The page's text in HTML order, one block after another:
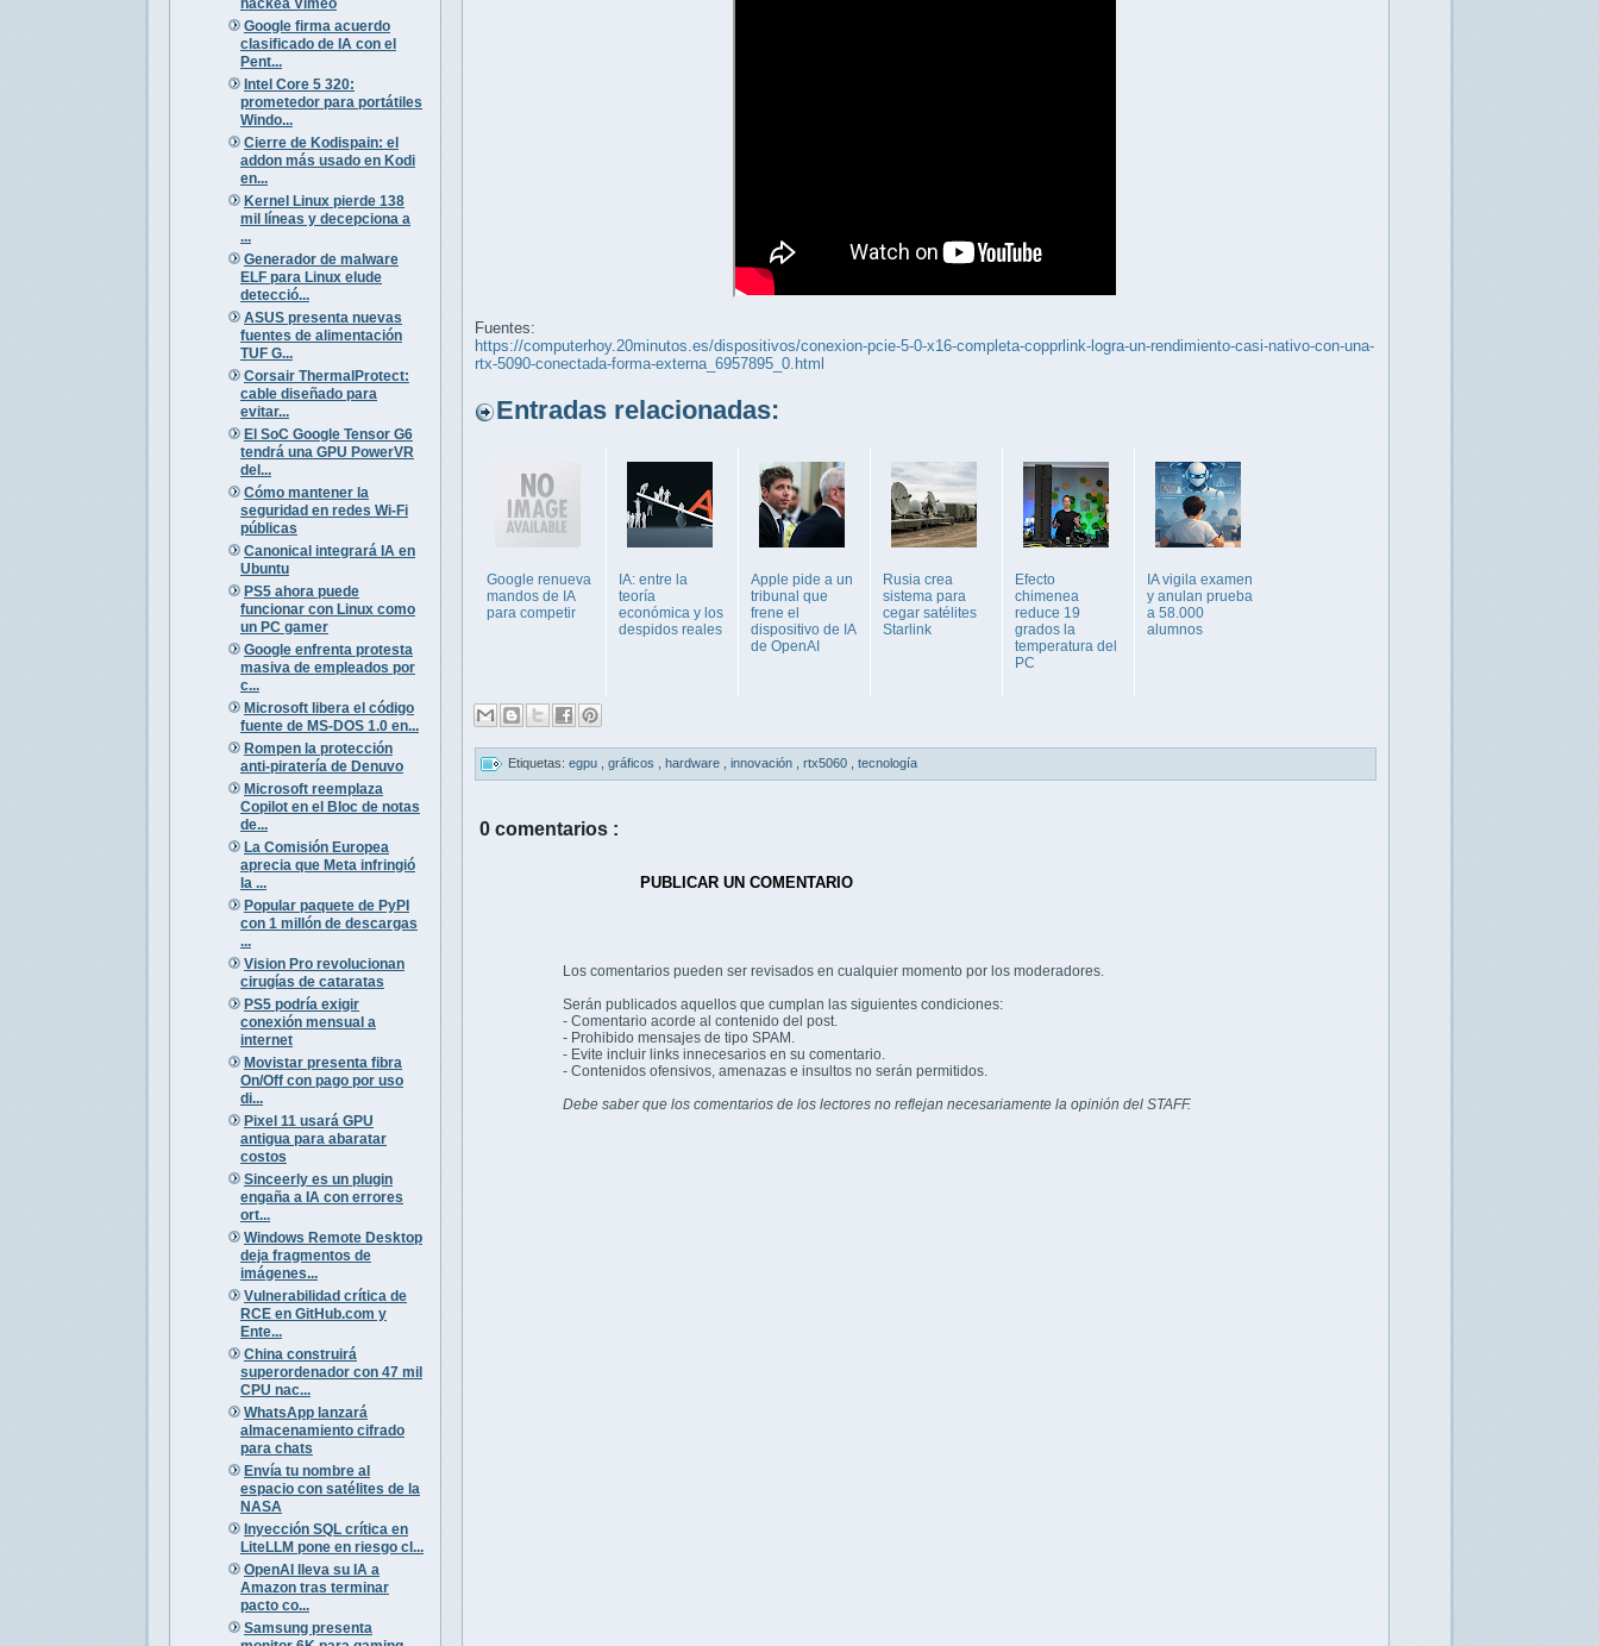
Google firma acuerdo
clasificado de IA con el
Pent...
Intel Core 5 320:
prometedor para portátiles
Windo...
Cierre de Kodispain: el
addon más usado en Kodi
en...
Kernel Linux pierde 138
mil líneas y decepciona a
...
Generador de malware
ELF para Linux elude
detecció...
ASUS presenta nuevas
fuentes de alimentación
TUF G...
Corsair ThermalProtect:
cable diseñado para
evitar...
El SoC Google Tensor G6
tendrá una GPU PowerVR
del...
Cómo mantener la
seguridad en redes Wi-Fi
públicas
Canonical integrará IA en
Ubuntu
PS5 ahora puede
funcionar con Linux como
un PC gamer
Google enfrenta protesta
masiva de empleados por
c...
Microsoft libera el código
fuente de MS-DOS 1.0 en...
Rompen la protección
anti-piratería de Denuvo
Microsoft reemplaza
Copilot en el Bloc de notas
de...
La Comisión Europea
aprecia que Meta infringió
la ...
Popular paquete de PyPI
con 1 millón de descargas
...
Vision Pro revolucionan
cirugías de cataratas
PS5 podría exigir
conexión mensual a
internet
Movistar presenta fibra
On/Off con pago por uso
di...
Pixel 11 usará GPU
antigua para abaratar
costos
Sinceerly es un plugin
engaña a IA con errores
ort...
Windows Remote Desktop
deja fragmentos de
imágenes...
Vulnerabilidad crítica de
RCE en GitHub.com y
Ente...
China construirá
superordenador con 47 mil
CPU nac...
WhatsApp lanzará
almacenamiento cifrado
para chats
Envía tu nombre al
espacio con satélites de la
NASA
Inyección SQL crítica en
LiteLLM pone en riesgo cl...
OpenAI lleva su IA a
Amazon tras terminar
pacto co...
Samsung presenta
Fuentes:
https://computerhoy.20minutos.es/dispositivos/conexion-pcie-5-0-x16-completa-copprlink-logra-un-rendimiento-casi-nativo-con-una-
rtx-5090-conectada-forma-externa_6957895_0.html
Entradas relacionadas:
Google renueva
mandos de IA
para competir
IA: entre la
teoría
económica y los
despidos reales
Apple pide a un
tribunal que
frene el
dispositivo de IA
de OpenAI
Rusia crea
sistema para
cegar satélites
Starlink
Efecto
chimenea
reduce 19
grados la
temperatura del
PC
IA vigila examen
y anulan prueba
a 58.000
alumnos
Etiquetas: egpu gráficos hardware innovación rtx5060 tecnología
0 comentarios :
PUBLICAR UN COMENTARIO
Los comentarios pueden ser revisados en cualquier momento por los moderadores.
Serán publicados aquellos que cumplan las siguientes condiciones:
- Comentario acorde al contenido del post.
- Prohibido mensajes de tipo SPAM.
- Evite incluir links innecesarios en su comentario.
- Contenidos ofensivos, amenazas e insultos no serán permitidos.
Debe saber que los comentarios de los lectores no reflejan necesariamente la opinión del STAFF.